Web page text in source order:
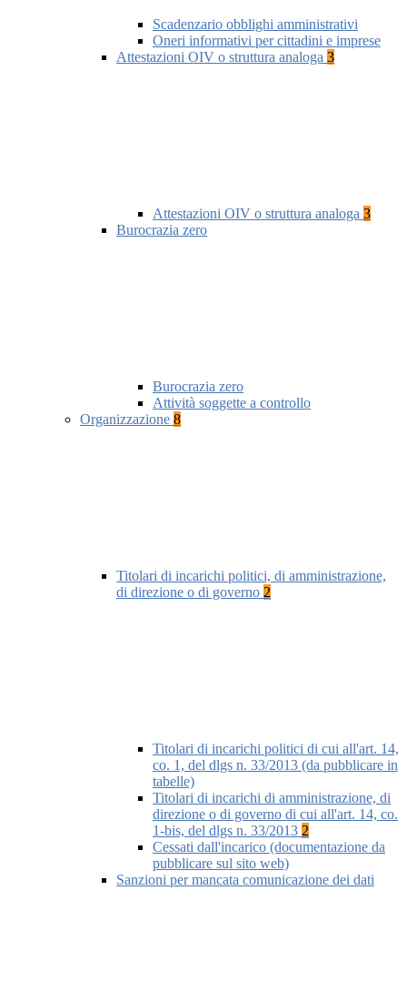
Scadenzario obblighi amministrativi
Oneri informativi per cittadini e imprese
Attestazioni OIV o struttura analoga 3
Attestazioni OIV o struttura analoga 3
Burocrazia zero
Burocrazia zero
Attività soggette a controllo
Organizzazione 8
Titolari di incarichi politici, di amministrazione,
di direzione o di governo 2
Titolari di incarichi politici di cui all'art. 14,
co. 1, del dlgs n. 33/2013 (da pubblicare in
tabelle)
Titolari di incarichi di amministrazione, di
direzione o di governo di cui all'art. 14, co.
1-bis, del dlgs n. 33/2013 2
Cessati dall'incarico (documentazione da
pubblicare sul sito web)
Sanzioni per mancata comunicazione dei dati